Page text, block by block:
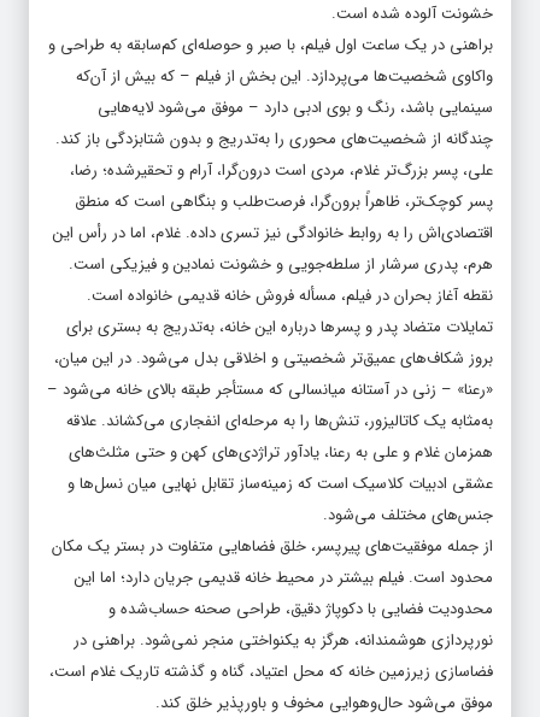
خشونت آلوده شده است.
براهنی در یک ساعت اول فیلم، با صبر و حوصله‌ای کم‌سابقه به طراحی و
واکاوی شخصیت‌ها می‌پردازد. این بخش از فیلم – که بیش از آن‌که
سینمایی باشد، رنگ و بوی ادبی دارد – موفق می‌شود لایه‌هایی
چندگانه از شخصیت‌های محوری را به‌تدریج و بدون شتابزدگی باز کند.
علی، پسر بزرگ‌تر غلام، مردی است درون‌گرا، آرام و تحقیرشده؛ رضا،
پسر کوچک‌تر، ظاهراً برون‌گرا، فرصت‌طلب و بنگاهی‌ است که منطق
اقتصادی‌اش را به روابط خانوادگی نیز تسری داده. غلام، اما در رأس این
هرم، پدری سرشار از سلطه‌جویی و خشونت نمادین و فیزیکی است.
نقطه آغاز بحران در فیلم، مسأله فروش خانه قدیمی خانواده است.
تمایلات متضاد پدر و پسرها درباره این خانه، به‌تدریج به بستری برای
بروز شکاف‌های عمیق‌تر شخصیتی و اخلاقی بدل می‌شود. در این میان،
«رعنا» – زنی در آستانه میانسالی که مستأجر طبقه بالای خانه می‌شود –
به‌مثابه یک کاتالیزور، تنش‌ها را به مرحله‌ای انفجاری می‌کشاند. علاقه
همزمان غلام و علی به رعنا، یادآور تراژدی‌های کهن و حتی مثلث‌های
عشقی ادبیات کلاسیک است که زمینه‌ساز تقابل نهایی میان نسل‌ها و
جنس‌های مختلف می‌شود.
از جمله موفقیت‌های پیرپسر، خلق فضاهایی متفاوت در بستر یک مکان
محدود است. فیلم بیشتر در محیط خانه‌ قدیمی جریان دارد؛ اما این
محدودیت فضایی با دکوپاژ دقیق، طراحی صحنه‌ حساب‌شده و
نورپردازی هوشمندانه، هرگز به یکنواختی منجر نمی‌شود. براهنی در
فضاسازی زیرزمین خانه که محل اعتیاد، گناه و گذشته‌ تاریک غلام است،
موفق می‌شود حال‌وهوایی مخوف و باورپذیر خلق کند.